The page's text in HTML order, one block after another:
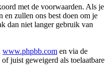
met de voorwaarden. Als je
en zullen ons best doen om je
dan niet langer gebruik van
www.phpbb.com en via de
juist geweigerd als toelaatbare